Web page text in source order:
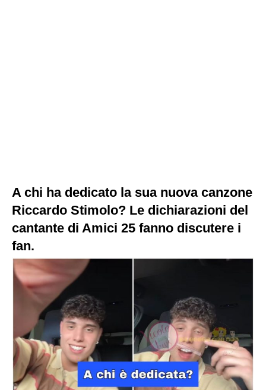
A chi ha dedicato la sua nuova canzone
Riccardo Stimolo? Le dichiarazioni del
cantante di Amici 25 fanno discutere i
fan.